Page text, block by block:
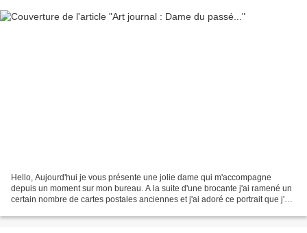
Hello, Aujourd'hui je vous présente une jolie dame qui m'accompagne
depuis un moment sur mon bureau. A la suite d'une brocante j'ai ramené un
certain nombre de cartes postales anciennes et j'ai adoré ce portrait que j'ai